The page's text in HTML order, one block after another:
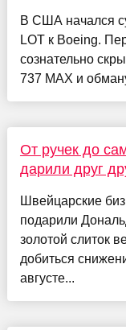
В США начался
LOT к Boeing.
сознательно
737 MAX и
От ручек до
дарили друг
Швейцарские
подарили
золотой слиток
добиться
августе...